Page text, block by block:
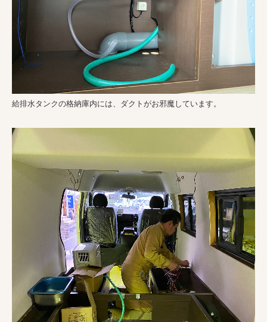
給排水タンクの格納庫内には、ダクトがお邪魔しています。